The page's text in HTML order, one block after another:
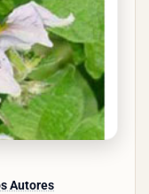
Autores